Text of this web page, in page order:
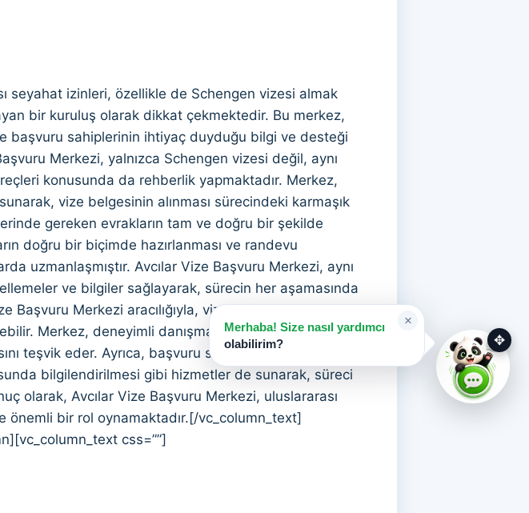
seyahat izinleri, özellikle de Schengen vizesi almak
bir kuruluş olarak dikkat çekmektedir. Bu merkez,
başvuru sahiplerinin ihtiyaç duyduğu bilgi ve desteği
Merkezi, yalnızca Schengen vizesi değil, aynı
konusunda da rehberlik yapmaktadır. Merkez,
vize belgesinin alınması sürecindeki karmaşık
gereken evrakların tam ve doğru bir şekilde
doğru bir biçimde hazırlanması ve randevu
uzmanlaşmıştır. Avcılar Vize Başvuru Merkezi, aynı
ve bilgiler sağlayarak, sürecin her aşamasında
Başvuru Merkezi aracılığıyla, vize başvuru sürecinin her
Merkez, deneyimli danışmanlarıyla, başvuruların
teşvik eder. Ayrıca, başvuru sahiplerinin belgelerinin
bilgilendirilmesi gibi hizmetler de sunarak, süreci
olarak, Avcılar Vize Başvuru Merkezi, uluslararası
önemli bir rol oynamaktadır.[/vc_column_text]
css=””]
Merhaba! Size nasıl yardımcı
olabilirim?
×
✥